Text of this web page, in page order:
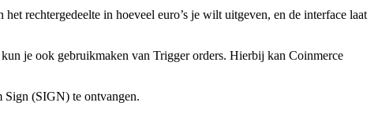
rechtergedeelte in hoeveel euro’s je wilt uitgeven, en de interface laat
je ook gebruikmaken van Trigger orders. Hierbij kan Coinmerce
Sign (SIGN) te ontvangen.